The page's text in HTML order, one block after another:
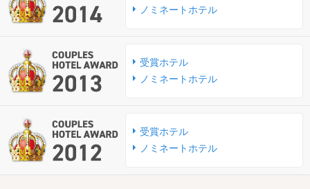
ノミネートホテル
受賞ホテル
ノミネートホテル
受賞ホテル
ノミネートホテル